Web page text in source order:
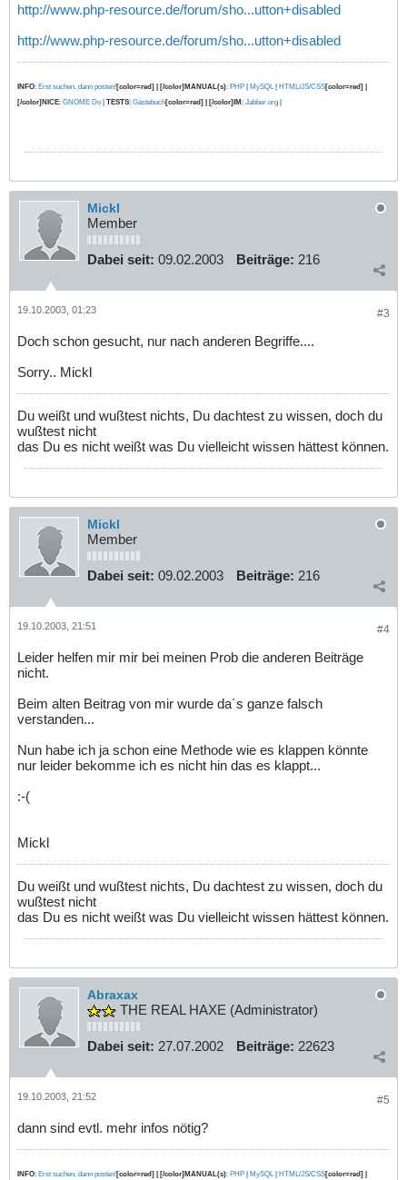
http://www.php-resource.de/forum/sho...utton+disabled
http://www.php-resource.de/forum/sho...utton+disabled
INFO: Erst suchen, dann posten![color=red] | [/color]MANUAL(s): PHP | MySQL | HTML/JS/CSS[color=red] |
[/color]NICE: GNOME Do | TESTS: Gästebuch[color=red] | [/color]IM: Jabber.org |
Mickl
Member
Dabei seit: 09.02.2003 Beiträge: 216
#3
19.10.2003, 01:23
Doch schon gesucht, nur nach anderen Begriffe....
Sorry.. Mickl
Du weißt und wußtest nichts, Du dachtest zu wissen, doch du
wußtest nicht
das Du es nicht weißt was Du vielleicht wissen hättest können.
Mickl
Member
Dabei seit: 09.02.2003 Beiträge: 216
#4
19.10.2003, 21:51
Leider helfen mir mir bei meinen Prob die anderen Beiträge
nicht.
Beim alten Beitrag von mir wurde da´s ganze falsch
verstanden...
Nun habe ich ja schon eine Methode wie es klappen könnte
nur leider bekomme ich es nicht hin das es klappt...
:-(
Mickl
Du weißt und wußtest nichts, Du dachtest zu wissen, doch du
wußtest nicht
das Du es nicht weißt was Du vielleicht wissen hättest können.
Abraxax
THE REAL HAXE (Administrator)
Dabei seit: 27.07.2002 Beiträge: 22623
#5
19.10.2003, 21:52
dann sind evtl. mehr infos nötig?
INFO: Erst suchen, dann posten![color=red] | [/color]MANUAL(s): PHP | MySQL | HTML/JS/CSS[color=red] |